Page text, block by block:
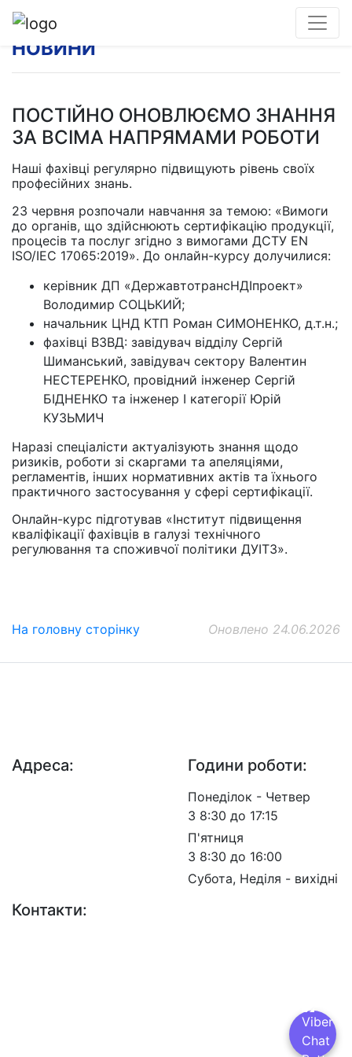
НОВИНИ
ПОСТІЙНО ОНОВЛЮЄМО ЗНАННЯ
ЗА ВСІМА НАПРЯМАМИ РОБОТИ
Наші фахівці регулярно підвищують рівень своїх
професійних знань.
23 червня розпочали навчання за темою: «Вимоги
до органів, що здійснюють сертифікацію продукції,
процесів та послуг згідно з вимогами ДСТУ EN
ISO/IEC 17065:2019». До онлайн-курсу долучилися:
керівник ДП «ДержавтотрансНДІпроект»
Володимир СОЦЬКИЙ;
начальник ЦНД КТП Роман СИМОНЕНКО, д.т.н.;
фахівці ВЗВД: завідувач відділу Сергій
Шиманський, завідувач сектору Валентин
НЕСТЕРЕНКО, провідний інженер Сергій
БІДНЕНКО та інженер І категорії Юрій
КУЗЬМИЧ
Наразі спеціалісти актуалізують знання щодо
ризиків, роботи зі скаргами та апеляціями,
регламентів, інших нормативних актів та їхнього
практичного застосування у сфері сертифікації.
Онлайн-курс підготував «Інститут підвищення
кваліфікації фахівців в галузі технічного
регулювання та споживчої політики ДУІТЗ».
На головну сторінку Оновлено 24.06.2026
Адреса: Години роботи:
Понеділок - Четвер
З 8:30 до 17:15
П'ятниця
З 8:30 до 16:00
Субота, Неділя - вихідні
Контакти: